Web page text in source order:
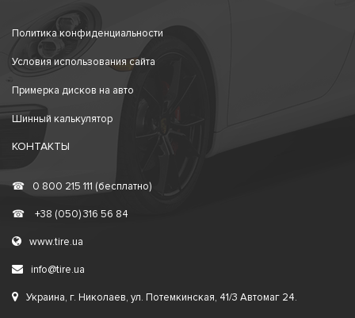
Политика конфиденциальности
Условия использования сайта
Примерка дисков на авто
Шинный калькулятор
КОНТАКТЫ
☎ 0 800 215 111 (бесплатно)
☎ +38 (050) 316 56 84
www.tire.ua
info@tire.ua
Украина, г. Николаев, ул. Потемкинская, 41/3 Автомаг 24.